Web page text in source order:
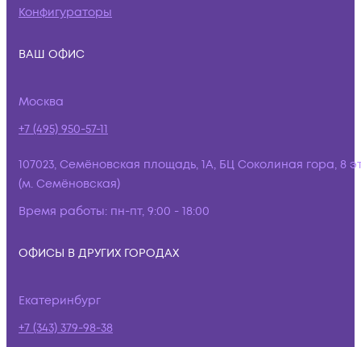
Конфигураторы
ВАШ ОФИС
Москва
+7 (495) 950-57-11
107023, Семёновская площадь, 1А, БЦ Соколиная гора, 8
(м. Семёновская)
Время работы: пн-пт, 9:00 - 18:00
ОФИСЫ В ДРУГИХ ГОРОДАХ
Екатеринбург
+7 (343) 379-98-38